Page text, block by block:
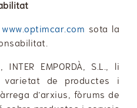
www.optimcar.com sota la
EMPORDÀ, S.L., li
de productes i
d’arxius, fòrums de